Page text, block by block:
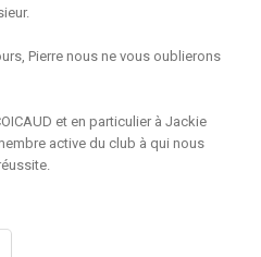
Pierre nous ne vous oublierons
et en particulier à Jackie
active du club à qui nous